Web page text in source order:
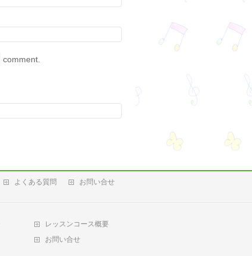
よくある質問
お問い合せ
レッスンコース概要
お問い合せ